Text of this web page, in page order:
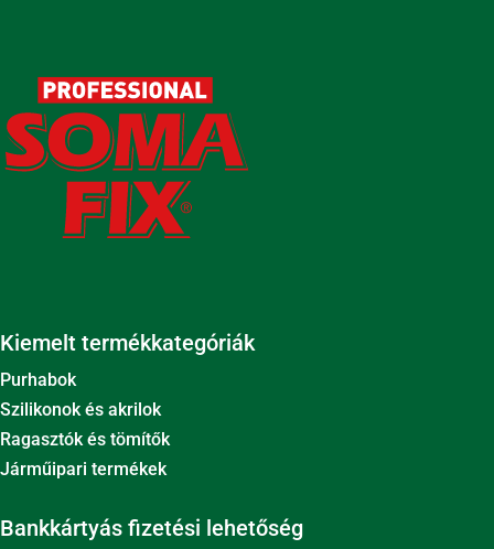
Kiemelt termékkategóriák
Purhabok
Szilikonok és akrilok
Ragasztók és tömítők
Járműipari termékek
Bankkártyás fizetési lehetőség